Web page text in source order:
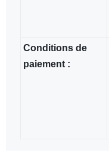
Conditions de
paiement :